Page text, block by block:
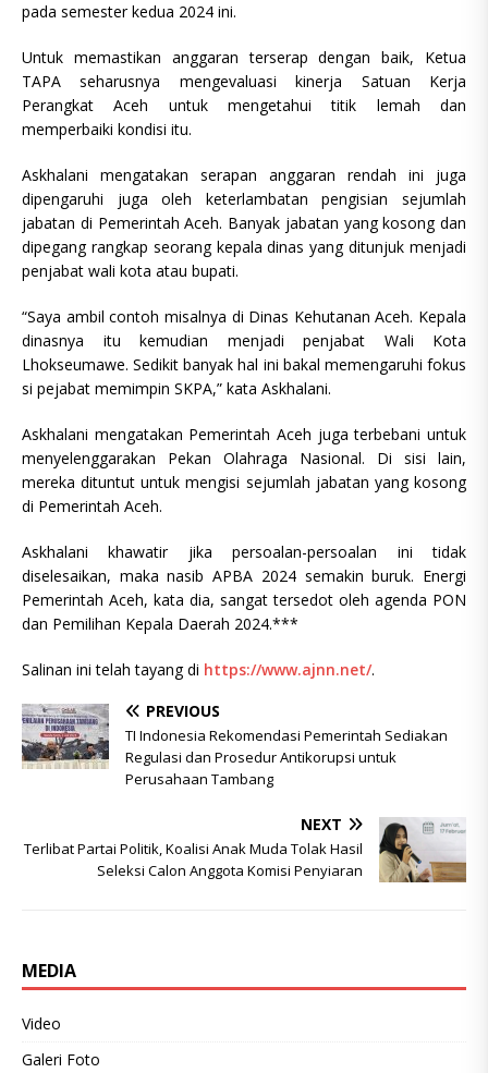
pada semester kedua 2024 ini.
Untuk memastikan anggaran terserap dengan baik, Ketua
TAPA seharusnya mengevaluasi kinerja Satuan Kerja
Perangkat Aceh untuk mengetahui titik lemah dan
memperbaiki kondisi itu.
Askhalani mengatakan serapan anggaran rendah ini juga
dipengaruhi juga oleh keterlambatan pengisian sejumlah
jabatan di Pemerintah Aceh. Banyak jabatan yang kosong dan
dipegang rangkap seorang kepala dinas yang ditunjuk menjadi
penjabat wali kota atau bupati.
“Saya ambil contoh misalnya di Dinas Kehutanan Aceh. Kepala
dinasnya itu kemudian menjadi penjabat Wali Kota
Lhokseumawe. Sedikit banyak hal ini bakal memengaruhi fokus
si pejabat memimpin SKPA,” kata Askhalani.
Askhalani mengatakan Pemerintah Aceh juga terbebani untuk
menyelenggarakan Pekan Olahraga Nasional. Di sisi lain,
mereka dituntut untuk mengisi sejumlah jabatan yang kosong
di Pemerintah Aceh.
Askhalani khawatir jika persoalan-persoalan ini tidak
diselesaikan, maka nasib APBA 2024 semakin buruk. Energi
Pemerintah Aceh, kata dia, sangat tersedot oleh agenda PON
dan Pemilihan Kepala Daerah 2024.***
Salinan ini telah tayang di https://www.ajnn.net/.
PREVIOUS
TI Indonesia Rekomendasi Pemerintah Sediakan
Regulasi dan Prosedur Antikorupsi untuk
Perusahaan Tambang
NEXT
Terlibat Partai Politik, Koalisi Anak Muda Tolak Hasil
Seleksi Calon Anggota Komisi Penyiaran
MEDIA
Video
Galeri Foto